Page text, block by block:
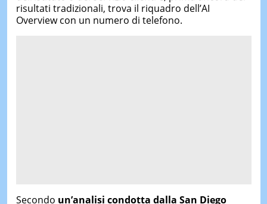
risultati tradizionali, trova il riquadro dell’AI
Overview con un numero di telefono.
Secondo un’analisi condotta dalla San Diego